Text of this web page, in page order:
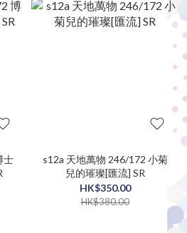
士
s12a 天地萬物 246/172 小菊
兒的璀璨[匯流] SR
HK$350.00
HK$380.00